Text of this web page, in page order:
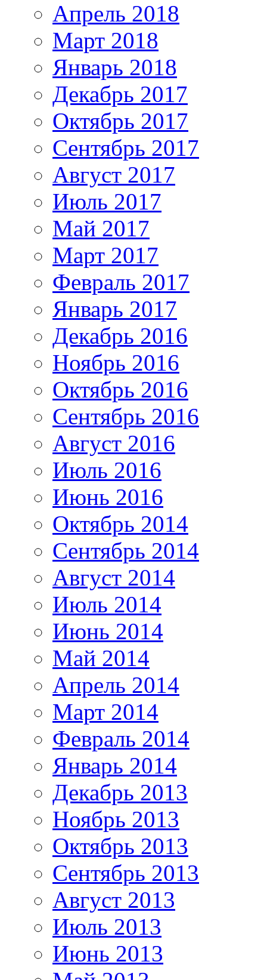
Апрель 2018
Март 2018
Январь 2018
Декабрь 2017
Октябрь 2017
Сентябрь 2017
Август 2017
Июль 2017
Май 2017
Март 2017
Февраль 2017
Январь 2017
Декабрь 2016
Ноябрь 2016
Октябрь 2016
Сентябрь 2016
Август 2016
Июль 2016
Июнь 2016
Октябрь 2014
Сентябрь 2014
Август 2014
Июль 2014
Июнь 2014
Май 2014
Апрель 2014
Март 2014
Февраль 2014
Январь 2014
Декабрь 2013
Ноябрь 2013
Октябрь 2013
Сентябрь 2013
Август 2013
Июль 2013
Июнь 2013